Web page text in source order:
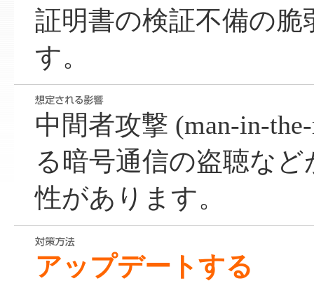
証明書の検証不備の脆
す。
中間者攻撃 (man-in-
る暗号通信の盗聴な
性があります。
アップデートする